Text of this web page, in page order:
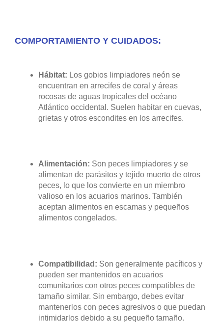
COMPORTAMIENTO Y CUIDADOS:
Hábitat: Los gobios limpiadores neón se
encuentran en arrecifes de coral y áreas
rocosas de aguas tropicales del océano
Atlántico occidental. Suelen habitar en cuevas,
grietas y otros escondites en los arrecifes.
Alimentación: Son peces limpiadores y se
alimentan de parásitos y tejido muerto de otros
peces, lo que los convierte en un miembro
valioso en los acuarios marinos. También
aceptan alimentos en escamas y pequeños
alimentos congelados.
Compatibilidad: Son generalmente pacíficos y
pueden ser mantenidos en acuarios
comunitarios con otros peces compatibles de
tamaño similar. Sin embargo, debes evitar
mantenerlos con peces agresivos o que puedan
intimidarlos debido a su pequeño tamaño.